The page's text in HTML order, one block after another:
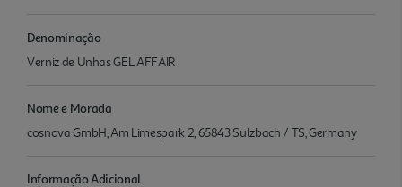
Denominação
Verniz de Unhas GEL AFFAIR
Nome e Morada
cosnova GmbH, Am Limespark 2, 65843 Sulzbach / TS, Germany
Informação Adicional